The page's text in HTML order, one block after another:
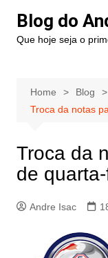
Blog do
Que hoje seja o
Home
Blog
Troca da notas
Troca da
de
Andre Isac